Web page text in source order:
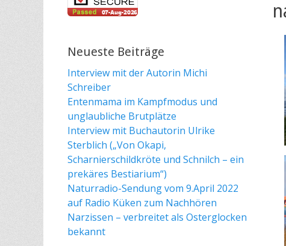
Neueste Beiträge
Interview mit der Autorin Michi
Schreiber
Entenmama im Kampfmodus und
unglaubliche Brutplätze
Interview mit Buchautorin Ulrike
Sterblich („Von Okapi,
Scharnierschildkröte und Schnilch – ein
prekäres Bestiarium“)
Naturradio-Sendung vom 9.April 2022
auf Radio Küken zum Nachhören
Narzissen – verbreitet als Osterglocken
bekannt